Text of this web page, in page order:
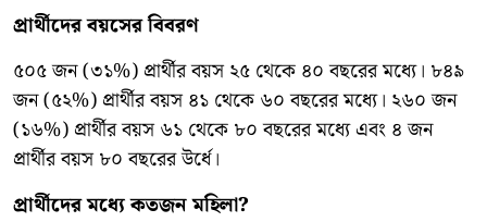
প্রার্থীদের বয়সের বিবরণ
৫০৫ জন (৩১%) প্রার্থীর বয়স ২৫ থেকে ৪০ বছরের মধ্যে। ৮৪৯
জন (৫২%) প্রার্থীর বয়স ৪১ থেকে ৬০ বছরের মধ্যে। ২৬০ জন
(১৬%) প্রার্থীর বয়স ৬১ থেকে ৮০ বছরের মধ্যে এবং ৪ জন
প্রার্থীর বয়স ৮০ বছরের উর্ধে।
প্রার্থীদের মধ্যে কতজন মহিলা?